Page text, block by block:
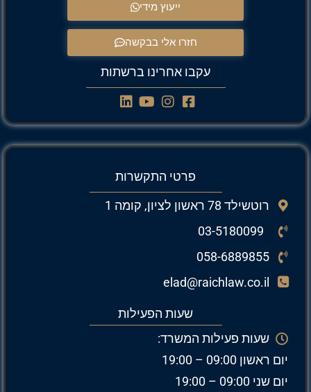
ייעוץ מידי
חזרו אלי בבקשה
עקבו אחרינו ברשתות
פרטי התקשרות
רוטשילד 78 ראשון לציון, קומה 1
058-6889855
elad@raichlaw.co.il
שעות הפעילות
שעות פעילות המשרד:
יום ראשון 09:00 – 19:00
יום שני 09:00 – 19:00